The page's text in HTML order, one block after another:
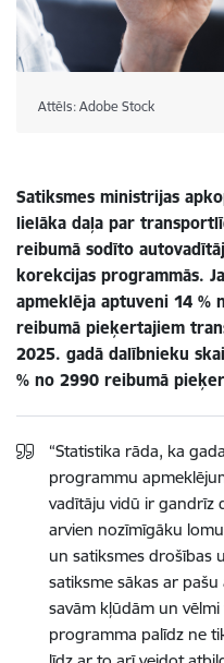
Attēls: Adobe Stock
Satiksmes ministrijas
lielāka daļa par
reibumā sodīto
korekcijas programmās.
apmeklēja aptuveni 14 %
reibumā pieķertajiem
2025. gadā dalībnieku
% no 2990 reibumā
“Statistika rāda, ka
programmu
vadītāju vidū ir gandrīz
arvien nozīmīgāku
un satiksmes drošības
satiksme sākas ar
savām kļūdām un
programma palīdz ne